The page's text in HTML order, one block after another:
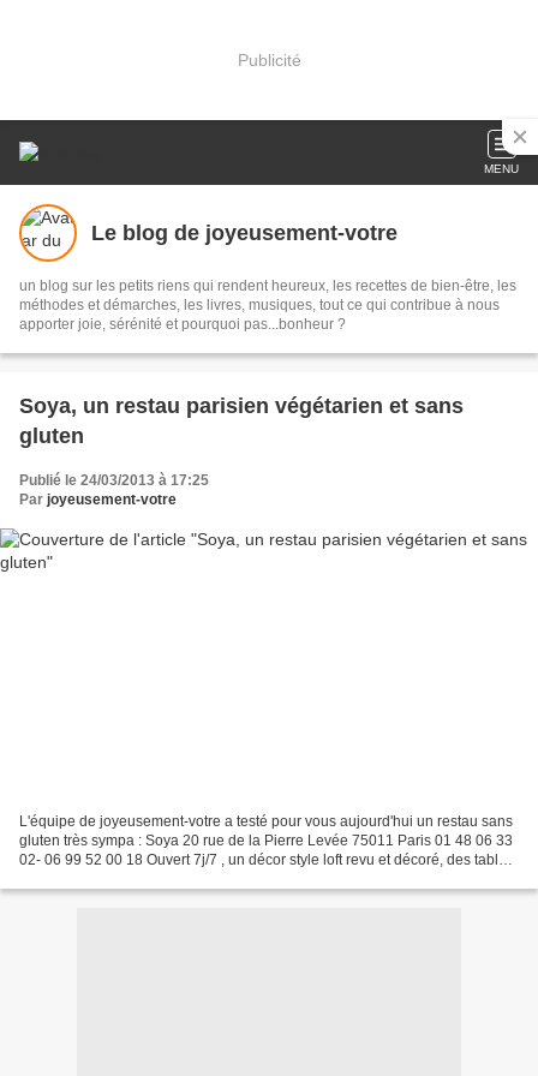
Publicité
MENU
Le blog de joyeusement-votre
un blog sur les petits riens qui rendent heureux, les recettes de bien-être, les
méthodes et démarches, les livres, musiques, tout ce qui contribue à nous
apporter joie, sérénité et pourquoi pas...bonheur ?
Soya, un restau parisien végétarien et sans
gluten
Publié le 24/03/2013 à 17:25
Par joyeusement-votre
L'équipe de joyeusement-votre a testé pour vous aujourd'hui un restau sans
gluten très sympa : Soya 20 rue de la Pierre Levée 75011 Paris 01 48 06 33
02- 06 99 52 00 18 Ouvert 7j/7 , un décor style loft revu et décoré, des tables